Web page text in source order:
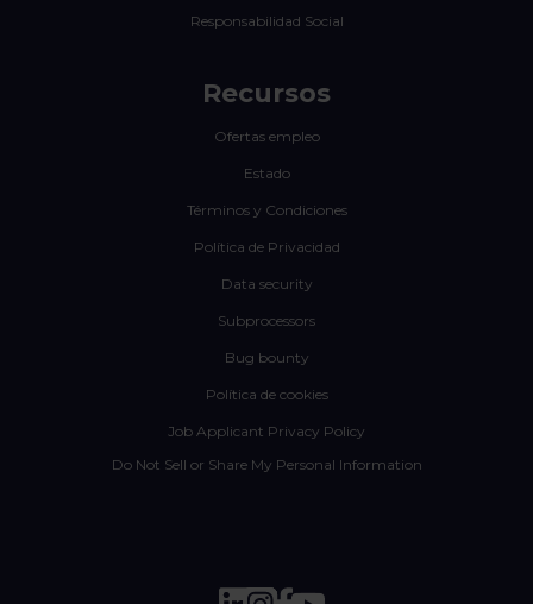
Responsabilidad Social
Recursos
Ofertas empleo
Estado
Términos y Condiciones
Política de Privacidad
Data security
Subprocessors
Bug bounty
Política de cookies
Job Applicant Privacy Policy
Do Not Sell or Share My Personal Information